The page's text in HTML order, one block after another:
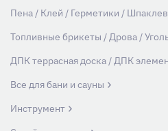
Пена / Клей / Герметики /
Топливные брикеты / Дрова /
ДПК террасная доска / ДПК
Все для бани и сауны
Инструмент